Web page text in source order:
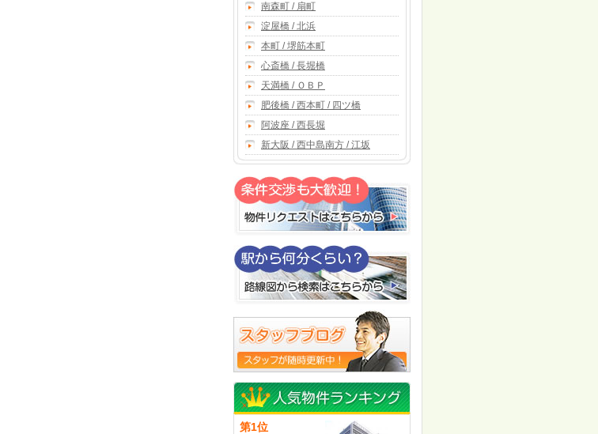
南森町 / 扇町
淀屋橋 / 北浜
本町 / 堺筋本町
心斎橋 / 長堀橋
天満橋 / ＯＢＰ
肥後橋 / 西本町 / 四ツ橋
阿波座 / 西長堀
新大阪 / 西中島南方 / 江坂
第1位